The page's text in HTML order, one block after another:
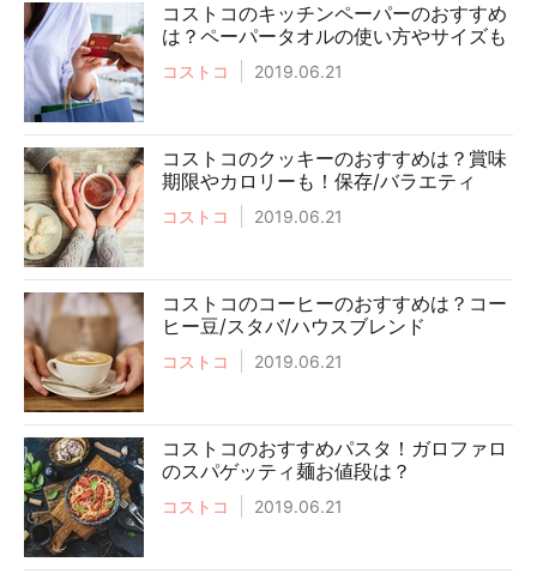
コストコのキッチンペーパーのおすすめ
は？ペーパータオルの使い方やサイズも
コストコ 2019.06.21
コストコのクッキーのおすすめは？賞味
期限やカロリーも！保存/バラエティ
コストコ 2019.06.21
コストコのコーヒーのおすすめは？コー
ヒー豆/スタバ/ハウスブレンド
コストコ 2019.06.21
コストコのおすすめパスタ！ガロファロ
のスパゲッティ麺お値段は？
コストコ 2019.06.21